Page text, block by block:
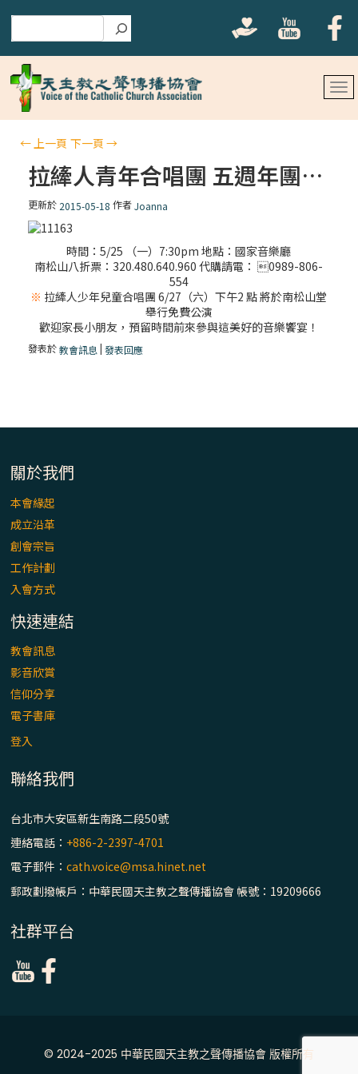
←上一頁 下一頁→
拉縴人青年合唱團 五週年團慶音樂會
更新於 2015-05-18 作者 Joanna
時間：5/25 （一）7:30pm 地點：國家音樂廳
南松山八折票：320.480.640.960 代購請電： 0989-806-
554
※ 拉縴人少年兒童合唱團 6/27（六）下午2 點 將於南松山堂
舉行免費公演
歡迎家長小朋友，預留時間前來參與這美好的音樂饗宴！
發表於教會訊息|發表回應
關於我們
本會緣起
成立沿革
創會宗旨
工作計劃
入會方式
快速連結
教會訊息
影音欣賞
信仰分享
電子書庫
登入
聯絡我們
台北市大安區新生南路二段50號
連絡電話： +886-2-2397-4701
電子郵件：cath.voice@msa.hinet.net
郵政劃撥帳戶：中華民國天主教之聲傳播協會 帳號：19209666
社群平台
© 2024-2025 中華民國天主教之聲傳播協會 版權所有